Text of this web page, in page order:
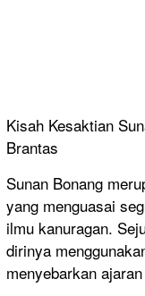
Kisah Kesaktian
Brantas
Sunan Bonang
yang menguasai
ilmu kanuragan.
dirinya
menyebarkan